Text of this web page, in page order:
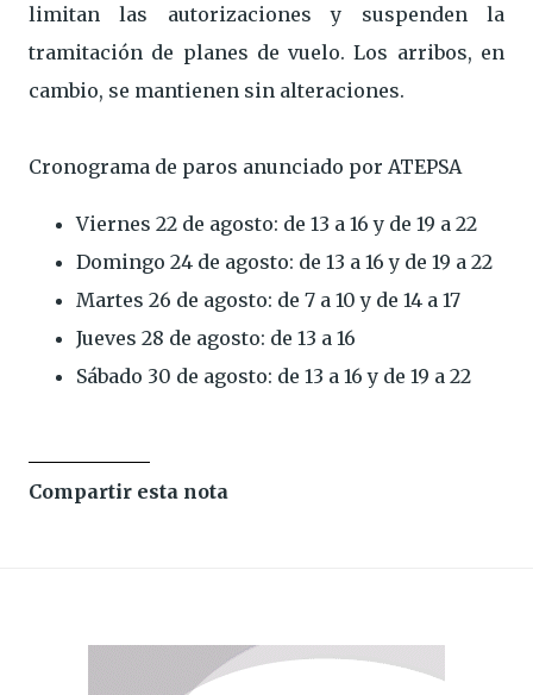
limitan las autorizaciones y suspenden la
tramitación de planes de vuelo. Los arribos, en
cambio, se mantienen sin alteraciones.
Cronograma de paros anunciado por ATEPSA
Viernes 22 de agosto: de 13 a 16 y de 19 a 22
Domingo 24 de agosto: de 13 a 16 y de 19 a 22
Martes 26 de agosto: de 7 a 10 y de 14 a 17
Jueves 28 de agosto: de 13 a 16
Sábado 30 de agosto: de 13 a 16 y de 19 a 22
Compartir esta nota